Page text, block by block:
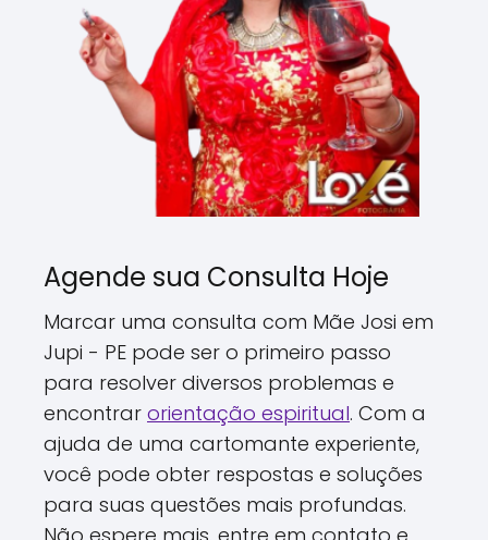
Agende sua Consulta Hoje
Marcar uma consulta com Mãe Josi em
Jupi - PE pode ser o primeiro passo
para resolver diversos problemas e
encontrar orientação espiritual. Com a
ajuda de uma cartomante experiente,
você pode obter respostas e soluções
para suas questões mais profundas.